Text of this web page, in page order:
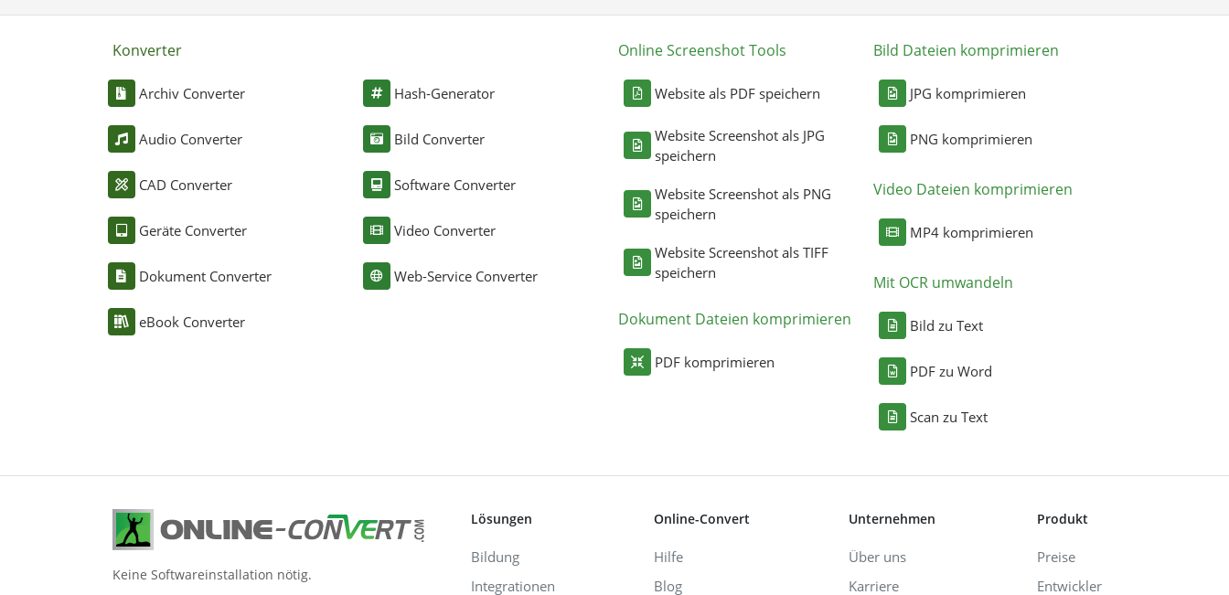
Konverter
Archiv Converter
Audio Converter
CAD Converter
Geräte Converter
Dokument Converter
eBook Converter
Hash-Generator
Bild Converter
Software Converter
Video Converter
Web-Service Converter
Online Screenshot Tools
Website als PDF speichern
Website Screenshot als JPG
speichern
Website Screenshot als PNG
speichern
Website Screenshot als TIFF
speichern
Dokument Dateien komprimieren
PDF komprimieren
Bild Dateien komprimieren
JPG komprimieren
PNG komprimieren
Video Dateien komprimieren
MP4 komprimieren
Mit OCR umwandeln
Bild zu Text
PDF zu Word
Scan zu Text
Keine Softwareinstallation nötig.
Lösungen
Bildung
Integrationen
Online-Convert
Hilfe
Blog
Unternehmen
Über uns
Karriere
Produkt
Preise
Entwickler